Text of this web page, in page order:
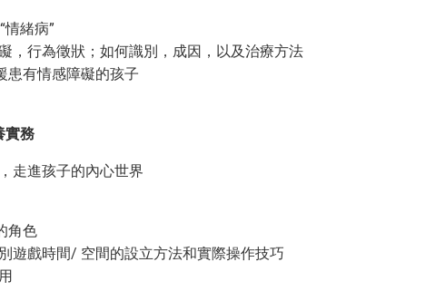
情緒病”
，行為徵狀；如何識別，成因，以及治療方法
患有情感障礙的孩子
實務
走進孩子的內心世界
角色
遊戲時間/ 空間的設立方法和實際操作技巧